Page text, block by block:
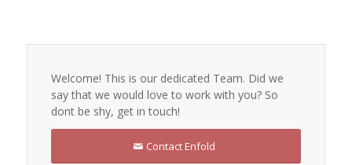
Welcome! This is our dedicated Team. Did we
say that we would love to work with you? So
dont be shy, get in touch!
Contact Enfold